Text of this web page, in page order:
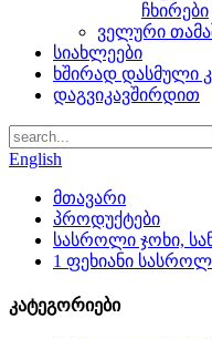
ჩხირები
ველური
სიახლეები
ხშირად დასმული
დაგვიკავშირდით
English
მთავარი
პროდუქტები
სასროლი ჯოხი,
1 ფეხიანი
კატეგორიები